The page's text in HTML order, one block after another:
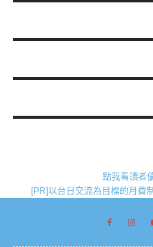
點我看讀者
[PR]以台日交流為目標的月費